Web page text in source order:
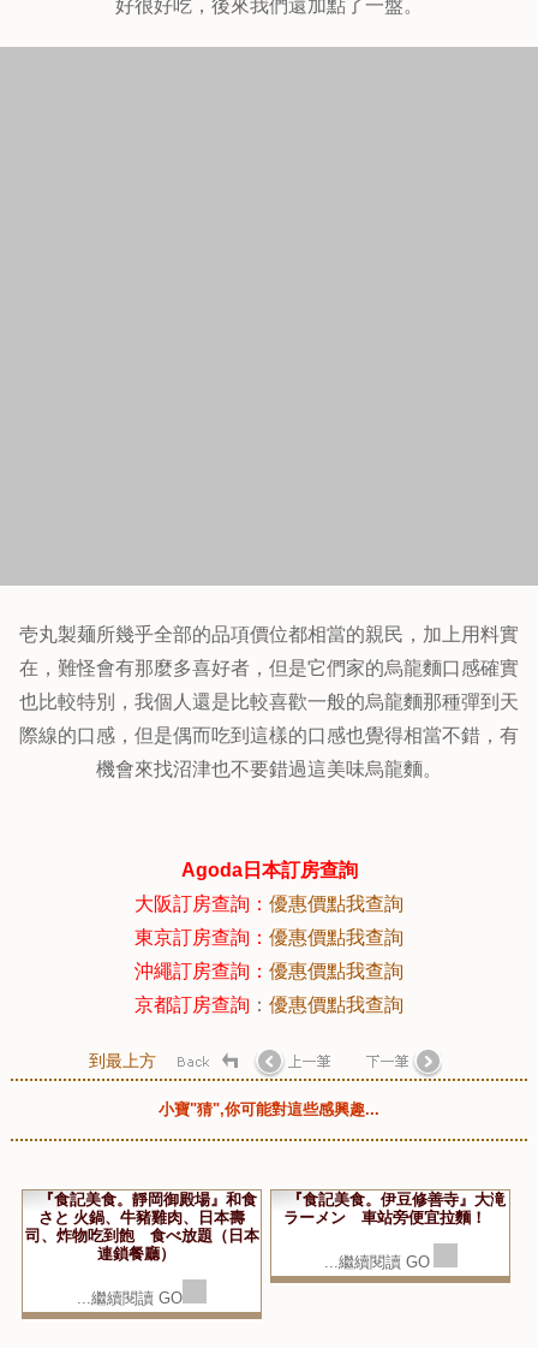
壱丸製麺所幾乎全部的品項價位都相當的親民，加上用料實
也比較特別，我個人還是比較喜歡一般的烏龍麵那種彈到天
際線的口感，但是偶而吃到這樣的口感也覺得相當不錯，有
Agoda日本訂房查詢
大阪訂房查詢：
優惠價點我查詢
東京訂房查詢：